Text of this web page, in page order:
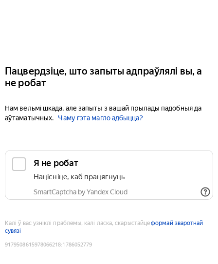
Пацвердзіце, што запыты адпраўлялі вы, а
не робат
Нам вельмі шкада, але запыты з вашай прылады падобныя да
аўтаматычных.
Чаму гэта магло адбыцца?
Я не робат
Націсніце, каб працягнуць
SmartCaptcha by Yandex Cloud
Калі ў вас узніклі праблемы, калі ласка, скарыстайцеформай зваротнай
сувязі
9179508615978066218:1786052779